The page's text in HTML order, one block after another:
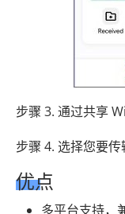
步骤 3. 通过共享
步骤 4. 选择您要传
优点
多平台支持，